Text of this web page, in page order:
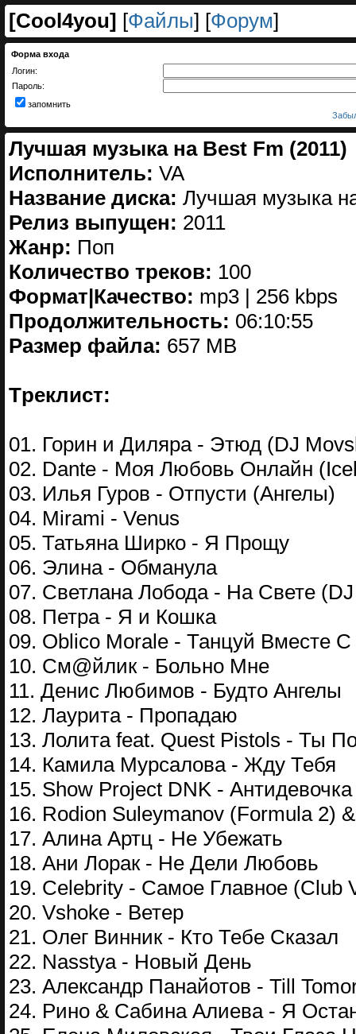
[Cool4you] [Файлы] [Форум]
Форма входа
Логин:
Пароль:
запомнить
Лучшая музыка на Best Fm (2011)
Исполнитель: VA
Название диска: Лучшая музыка
Релиз выпущен: 2011
Жанр: Поп
Количество треков: 100
Формат|Качество: mp3 | 256 kbps
Продолжительность: 06:10:55
Размер файла: 657 MB
Tреклист:
01. Горин и Диляра - Этюд (DJ
02. Dаnte - Моя Любовь Онлайн
03. Илья Гуров - Отпусти (Ангелы)
04. Mirami - Venus
05. Татьяна Ширко - Я Прощу
06. Элина - Обманула
07. Светлана Лобода - На Свете
08. Петра - Я и Кошка
09. Oblico Morale - Танцуй Вместе
10. См@йлик - Больно Мне
11. Денис Любимов - Будто Ангелы
12. Лаурита - Пропадаю
13. Лолита feat. Quest Pistols - Ты
14. Камила Мурсалова - Жду Тебя
15. Show Project DNK - Антидевочка
16. Rodion Suleymanov (Formula 2)
17. Алина Артц - Не Убежать
18. Ани Лорак - Не Дели Любовь
19. Celebrity - Самое Главное (Club
20. Vshoke - Ветер
21. Олег Винник - Кто Тебе Сказал
22. Nasstya - Новый День
23. Александр Панайотов - Till
24. Рино & Сабина Алиева - Я